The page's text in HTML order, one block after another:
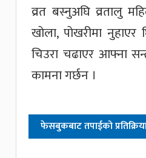
व्रत बस्नुअघि व्रतालु
खोला, पोखरीमा नुहाएर
चिउरा चढाएर आफ्ना
कामना गर्छन ।
फेसबुकबाट तपाईको